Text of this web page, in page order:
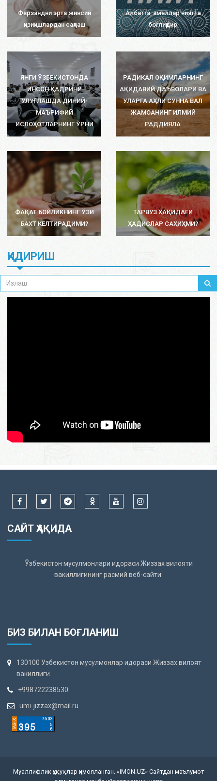
Фарзандни эрта жинсий
қизиқишлардан сақлаш
Албатта, амаллар ниятга
боғлиқдир
ЯНГИ ЎЗБЕКИСТОНДА
ИНСОН ҚАДРИНИ
УЛУҒЛАШДА ДИНИЙ-
МАЪРИФИЙ
ИСЛОҲОТЛАРНИНГ ЎРНИ
РАДИКАЛ ОҚИМЛАРНИНГ
АҚИДАВИЙ ДАЪВОЛАРИ ВА
УЛАРГА АҲЛИ СУННА ВАЛ
ЖАМОАНИНГ ИЛМИЙ
РАДДИЯЛА
ФАҚАТ БОЙЛИКНИНГ ЎЗИ
БАХТ КЕЛТИРАДИМИ?
ТАРВУЗ ҲАҚИДАГИ
ҲАДИСЛАР САҲИҲМИ?
ҚИДИРИШ
САЙТ ҲАҚИДА
Ўзбекистон мусулмонлари идораси Жиззах вилояти
вакиллигининг расмий веб-сайти.
БИЗ БИЛАН БОҒЛАНИШ
130100 Узбекистон мусулмонлар идораси Жиззах вилоят
вакиллиги
+998722238530
umi-jizzax@mail.ru
Муаллифлик ҳуқуқлар ҳимояланган. «IMON.UZ» Сайтдан маълумот